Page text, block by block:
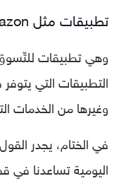
تطبيقات مثل Amazon و Ebay و Etsy
وهي تطبيقات
التطبيقات التي
وغيرها من الخدمات
في الختام، يجدر
اليومية تساعدنا في